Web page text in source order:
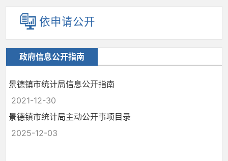
依申请公开
政府信息公开指南
景德镇市统计局信息公开指南
2021-12-30
景德镇市统计局主动公开事项目录
2025-12-03